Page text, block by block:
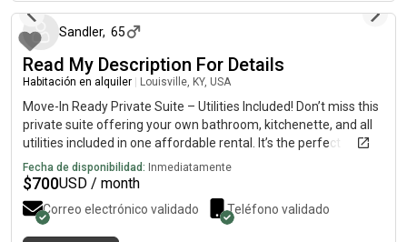
Sandler, 65
Read My Description For Details
Habitación en alquiler Louisville, KY, USA
Move-In Ready Private Suite – Utilities Included! Don’t miss this
private suite offering your own bathroom, kitchenette, and all
utilities included in one affordable rental. It’s the perfect
combination of comfort, convenience, and privacy. For more
information, current pricing, photos, and availability, please
contact me directly on my cell phone below At.
{5.1.5.3.0.3.6.4.0.3.}. Limited details available here. Please
contact my cell phone above for more information.
Fecha de disponibilidad: Inmediatamente
$700USD / month
Correo electrónico validado Teléfono validado